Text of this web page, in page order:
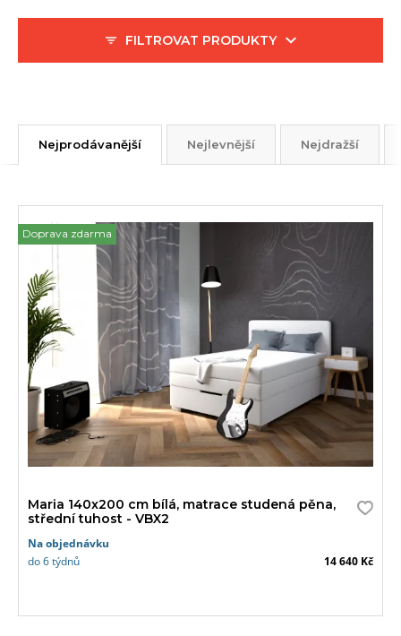
FILTROVAT PRODUKTY
Nejprodávanější Nejlevnější Nejdražší
Doprava zdarma
Maria 140x200 cm bílá, matrace studená pěna,
střední tuhost - VBX2
Na objednávku
do 6 týdnů
14 640 Kč